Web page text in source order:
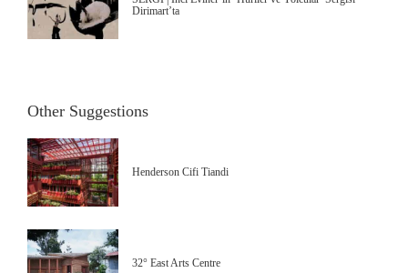
Dirimart’ta
Other Suggestions
Henderson Cifi Tiandi
32° East Arts Centre